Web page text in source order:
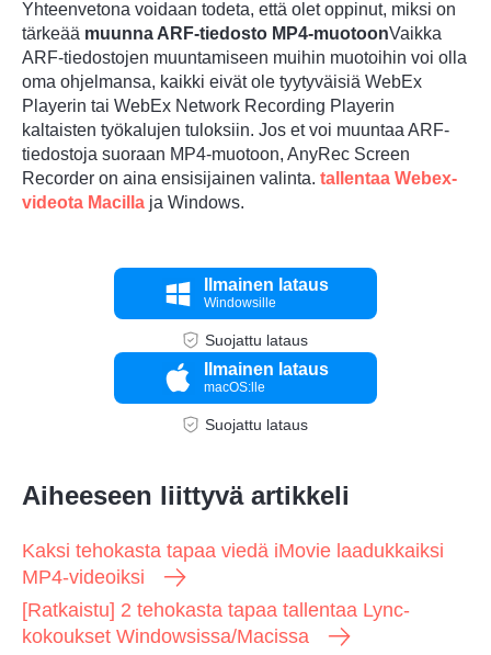
Yhteenvetona voidaan todeta, että olet oppinut, miksi on
tärkeää muunna ARF-tiedosto MP4-muotoonVaikka
ARF-tiedostojen muuntamiseen muihin muotoihin voi olla
oma ohjelmansa, kaikki eivät ole tyytyväisiä WebEx
Playerin tai WebEx Network Recording Playerin
kaltaisten työkalujen tuloksiin. Jos et voi muuntaa ARF-
tiedostoja suoraan MP4-muotoon, AnyRec Screen
Recorder on aina ensisijainen valinta. tallentaa Webex-
videota Macilla ja Windows.
Ilmainen lataus
Windowsille
Suojattu lataus
Ilmainen lataus
macOS:lle
Suojattu lataus
Aiheeseen liittyvä artikkeli
Kaksi tehokasta tapaa viedä iMovie laadukkaiksi
MP4-videoiksi
[Ratkaistu] 2 tehokasta tapaa tallentaa Lync-
kokoukset Windowsissa/Macissa